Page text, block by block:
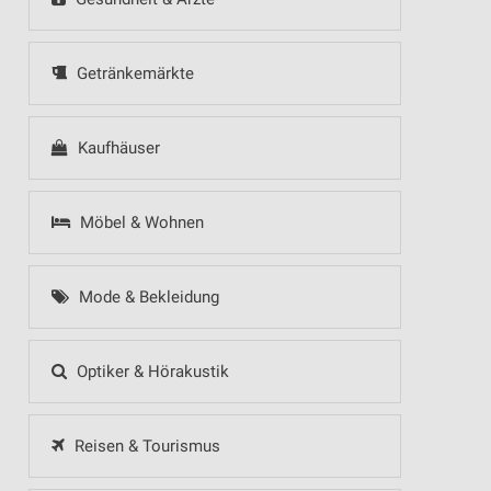
Getränkemärkte
Kaufhäuser
Möbel & Wohnen
Mode & Bekleidung
Optiker & Hörakustik
Reisen & Tourismus